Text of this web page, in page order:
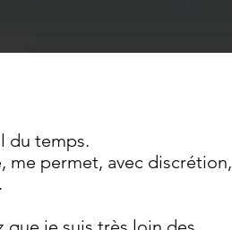
du temps.
permet, avec discrétion,